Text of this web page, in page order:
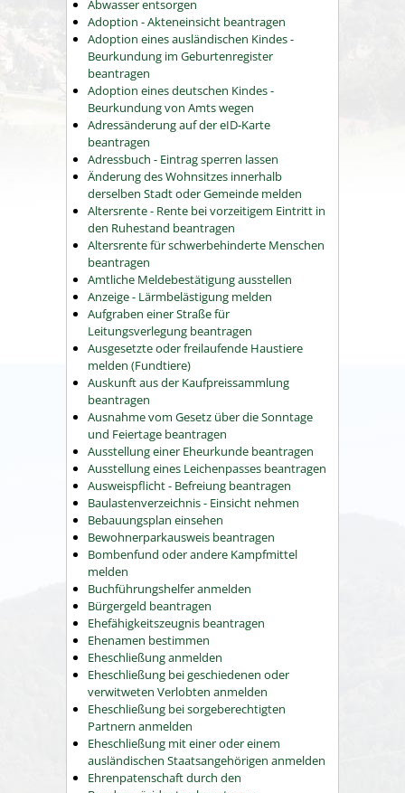
Abwasser entsorgen
Adoption - Akteneinsicht beantragen
Adoption eines ausländischen Kindes -
Beurkundung im Geburtenregister
beantragen
Adoption eines deutschen Kindes -
Beurkundung von Amts wegen
Adressänderung auf der eID-Karte
beantragen
Adressbuch - Eintrag sperren lassen
Änderung des Wohnsitzes innerhalb
derselben Stadt oder Gemeinde melden
Altersrente - Rente bei vorzeitigem Eintritt in
den Ruhestand beantragen
Altersrente für schwerbehinderte Menschen
beantragen
Amtliche Meldebestätigung ausstellen
Anzeige - Lärmbelästigung melden
Aufgraben einer Straße für
Leitungsverlegung beantragen
Ausgesetzte oder freilaufende Haustiere
melden (Fundtiere)
Auskunft aus der Kaufpreissammlung
beantragen
Ausnahme vom Gesetz über die Sonntage
und Feiertage beantragen
Ausstellung einer Eheurkunde beantragen
Ausstellung eines Leichenpasses beantragen
Ausweispflicht - Befreiung beantragen
Baulastenverzeichnis - Einsicht nehmen
Bebauungsplan einsehen
Bewohnerparkausweis beantragen
Bombenfund oder andere Kampfmittel
melden
Buchführungshelfer anmelden
Bürgergeld beantragen
Ehefähigkeitszeugnis beantragen
Ehenamen bestimmen
Eheschließung anmelden
Eheschließung bei geschiedenen oder
verwitweten Verlobten anmelden
Eheschließung bei sorgeberechtigten
Partnern anmelden
Eheschließung mit einer oder einem
ausländischen Staatsangehörigen anmelden
Ehrenpatenschaft durch den